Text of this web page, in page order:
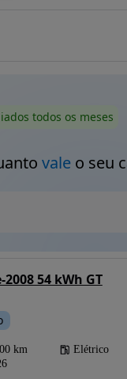
todos os meses
valeo seu
54 kWh GT
km Elétrico